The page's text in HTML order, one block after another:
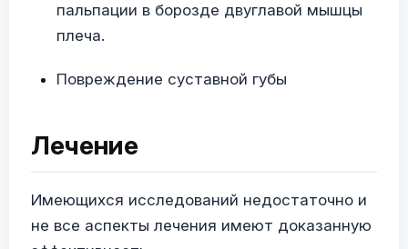
пальпации в борозде двуглавой мышцы
плеча.
Повреждение суставной губы
Лечение
Имеющихся исследований недостаточно и
не все аспекты лечения имеют доказанную